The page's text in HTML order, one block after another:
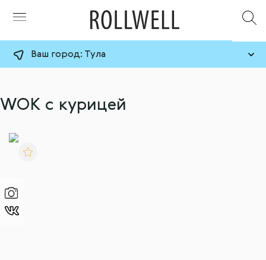
Ваш город: Тула
WOK с курицей